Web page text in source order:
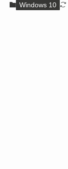
Windows 10